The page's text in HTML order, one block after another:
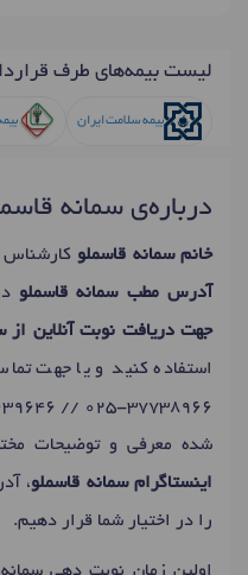
لیست بیمه‌های طرف
بیمه سلامت ایران
درباره‌ی سمانه
خانم سمانه قاسملو کارشناس
آدرس مطب سمانه قاسملو
جهت دریافت نوبت آنلاین از
استفاده کنید و یا جهت
// 025-37738966
شده معرفی و توضیحات
اینستاگرام سمانه قاسملو،
را در اختیار شما قرار دهیم.